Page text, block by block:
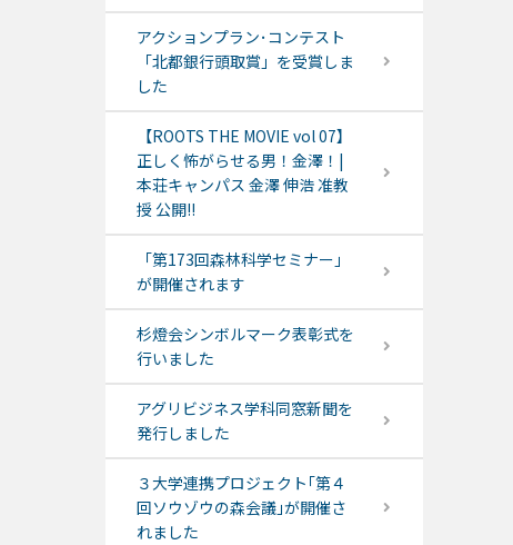
アクションプラン･コンテスト
「北都銀行頭取賞」を受賞しま
した
【ROOTS THE MOVIE vol 07】
正しく怖がらせる男！金澤！|
本荘キャンパス 金澤 伸浩 准教
授 公開!!
「第173回森林科学セミナー」
が開催されます
杉燈会シンボルマーク表彰式を
行いました
アグリビジネス学科同窓新聞を
発行しました
３大学連携プロジェクト｢第４
回ソウゾウの森会議｣が開催さ
れました